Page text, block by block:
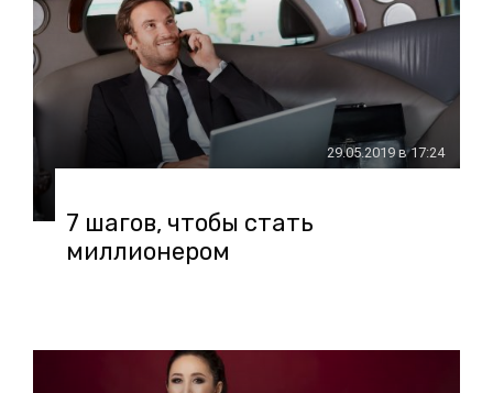
29.05.2019 в 17:24
7 шагов, чтобы стать
миллионером